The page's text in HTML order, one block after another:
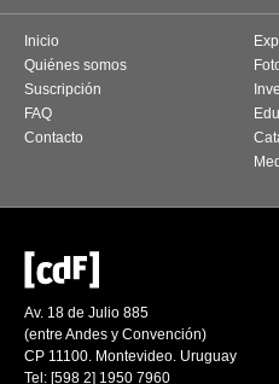
Inicio
Quiénes somos
Suscripción
FAQ
Contacto
Av. 18 de Julio 885
(entre Andes y Convención)
CP 11100. Montevideo. Uruguay
Tel: [598 2] 1950 7960